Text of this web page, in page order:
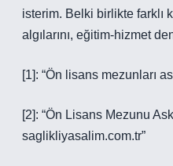
isterim. Belki birlikte farklı
algılarını, eğitim‑hizmet
[1]: “Ön lisans mezunları
[2]: “Ön Lisans Mezunu
saglikliyasalim.com.tr”